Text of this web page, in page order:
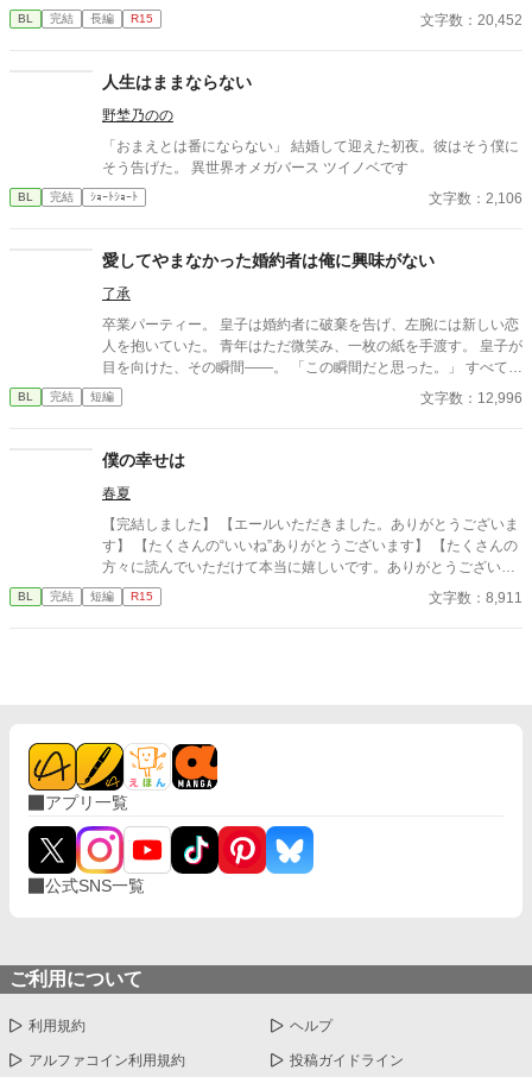
りがとうございます😊
やつでしょう。 どれだけあの人を思っても、無駄だと分かってい
ながらなかなか終止符を打てない私についにチャンスがやってき
BL 完結 長編 R15 文字数：20,452
人生はままならない
野埜乃のの
「おまえとは番にならない」 結婚して迎えた初夜。彼はそう僕に
そう告げた。 異世界オメガバース ツイノベです
BL 完結 ｼｮｰﾄｼｮｰﾄ 文字数：2,106
愛してやまなかった婚約者は俺に興味がない
了承
卒業パーティー。 皇子は婚約者に破棄を告げ、左腕には新しい恋
人を抱いていた。 青年はただ微笑み、一枚の紙を手渡す。 皇子が
目を向けた、その瞬間——。 「この瞬間だと思った。」 すべてを
愛で終わらせた、沈黙の恋の物語。 IFストーリーあり 誤字あ
れば報告お願いします！
BL 完結 短編 文字数：12,996
僕の幸せは
春夏
【完結しました】 【エールいただきました。ありがとうございま
す】 【たくさんの“いいね”ありがとうございます】 【たくさんの
方々に読んでいただけて本当に嬉しいです。ありがとうございま
す！】 恋人に捨てられた悠の心情。 話は別れから始まります。全
編が悠の視点です。
BL 完結 短編 R15 文字数：8,911
アプリ一覧
公式SNS一覧
ご利用について
利用規約 ヘルプ
アルファコイン利用規約 投稿ガイドライン